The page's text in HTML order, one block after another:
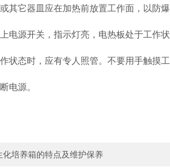
其它器皿应在加热前放置工作面，以防
电源开关，指示灯亮，电热板处于工作
状态时，应有专人照管。不要用手触摸
电源。
化培养箱的特点及维护保养